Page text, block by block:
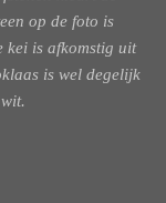
op de foto is
kei is afkomstig uit
is wel degelijk